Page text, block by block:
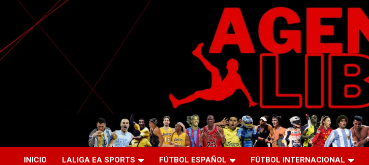
Saltar
contenido
Agente Libre Digital
La nueva generación del periodismo deportivo.
INICIO LALIGA EA SPORTS FÚTBOL ESPAÑOL FÚTBOL INTERNACIONAL